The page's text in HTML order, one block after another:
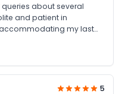
about several
my last
5